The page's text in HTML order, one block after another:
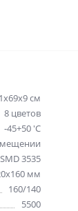
см
8 цветов
-45+50 'C
3535
мм
160/140
5500